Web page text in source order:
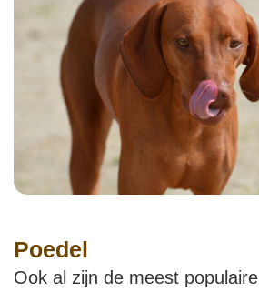
Poedel
Ook al zijn de meest populaire